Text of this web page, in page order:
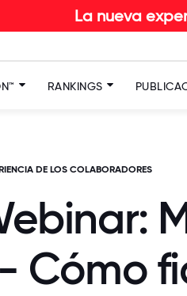
nueva experiencia del
RANKINGS
DE LOS COLABORADORES
Cómo